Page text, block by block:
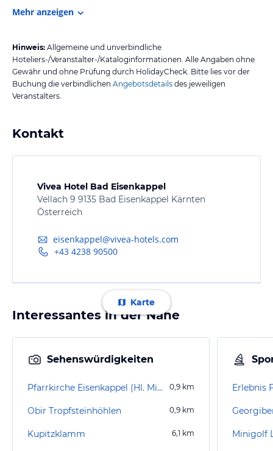
Mehr anzeigen
Hinweis: Allgemeine und unverbindliche
Hoteliers-/Veranstalter-/Kataloginformationen. Alle Angaben ohne
Gewähr und ohne Prüfung durch HolidayCheck. Bitte lies vor der
Buchung die verbindlichen Angebotsdetails des jeweiligen
Veranstalters.
Kontakt
Vivea Hotel Bad Eisenkappel
Vellach 9 9135 Bad Eisenkappel Kärnten
Österreich
eisenkappel@vivea-hotels.com
+43 4238 90500
Karte
Interessantes in der Nähe
Sehenswürdigkeiten
Pfarrkirche Eisenkappel (Hl. Michael) 0,9 km
Obir Tropfsteinhöhlen 0,9 km
Kupitzklamm 6,1 km
Erlebnis
Minigolf